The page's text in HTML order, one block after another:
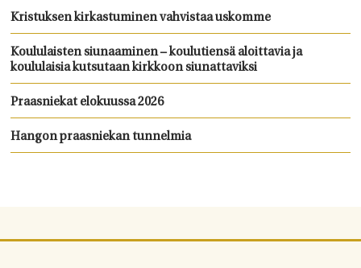
Kristuksen kirkastuminen vahvistaa uskomme
Koululaisten siunaaminen – koulutiensä aloittavia ja
koululaisia kutsutaan kirkkoon siunattaviksi
Praasniekat elokuussa 2026
Hangon praasniekan tunnelmia